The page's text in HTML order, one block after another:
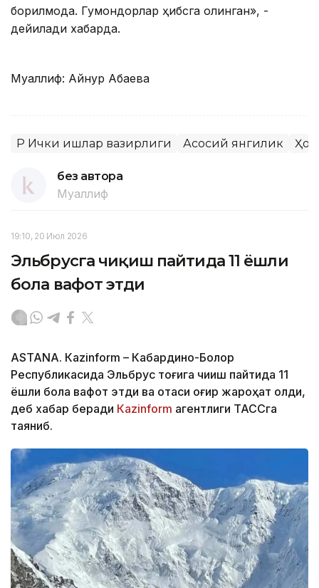
борилмоқда. Гумондорлар ҳибсга олинган», -
дейилади хабарда.
Муаллиф: Айнур Ақбаева
ҚР Ички ишлар вазирлиги Асосий янгилик
без автора
Муаллиф
19:10, 20 Июл 2026
Эльбрусга чиқиш пайтида 11 ёшли
бола вафот этди
ASTANА. Кazinform – Кабардино-Болқор
Республикасида Эльбрус тоғига чиқиш пайтида 11
ёшли бола вафот этди ва отаси оғир жароҳат олди,
деб хабар беради Кazinform агентлиги ТАССга
таяниб.